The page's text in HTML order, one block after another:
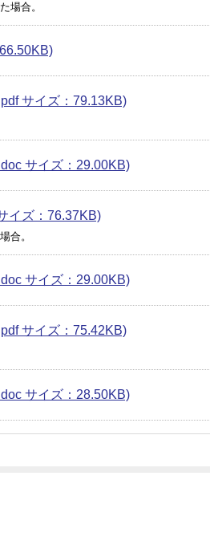
場合。
サイズ：79.13KB)
サイズ：29.00KB)
イズ：76.37KB)
合。
サイズ：29.00KB)
サイズ：75.42KB)
サイズ：28.50KB)